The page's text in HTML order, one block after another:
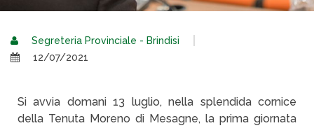
Segreteria Provinciale - Brindisi
12/07/2021
Si avvia domani 13 luglio, nella splendida cornice
della Tenuta Moreno di Mesagne, la prima giornata